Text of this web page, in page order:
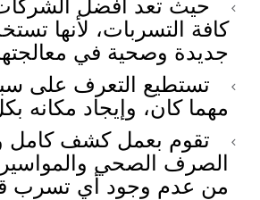
حيث تعد أفضل
كافة التسربات، لأنها
جديدة وصحية في
تستطيع التعرف على
مهما كان، وإيجاد مكانه
تقوم بعمل كشف كامل
الصرف الصحي والمواسير
من عدم وجود أي تسرب